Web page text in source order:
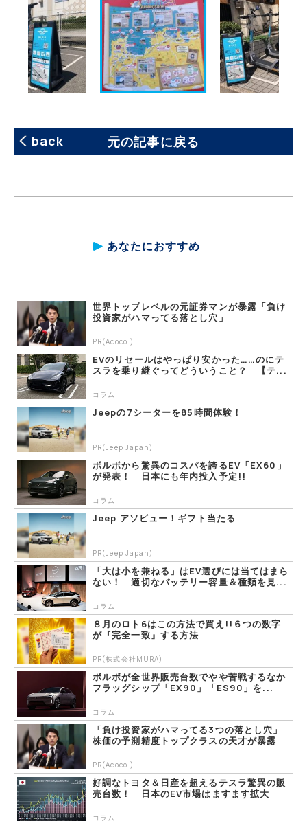
back 元の記事に戻る
あなたにおすすめ
世界トップレベルの元証券マンが暴露「負け
投資家がハマってる落とし穴」
PR(Acoco.)
EVのリセールはやっぱり安かった……のにテ
スラを乗り継ぐってどういうこと？ 【テ...
コラム
Jeepの7シーターを85時間体験！
PR(Jeep Japan)
ボルボから驚異のコスパを誇るEV「EX60」
が発表！ 日本にも年内投入予定!!
コラム
Jeep アソビュー！ギフト当たる
PR(Jeep Japan)
「大は小を兼ねる」はEV選びには当てはまら
ない！ 適切なバッテリー容量＆種類を見...
コラム
８月のロト6はこの方法で買え!!６つの数字
が『完全一致』する方法
PR(株式会社MURA)
ボルボが全世界販売台数でやや苦戦するなか
フラッグシップ「EX90」「ES90」を...
コラム
「負け投資家がハマってる3つの落とし穴」
株価の予測精度トップクラスの天才が暴露
PR(Acoco.)
好調なトヨタ＆日産を超えるテスラ驚異の販
売台数！ 日本のEV市場はますます拡大
コラム